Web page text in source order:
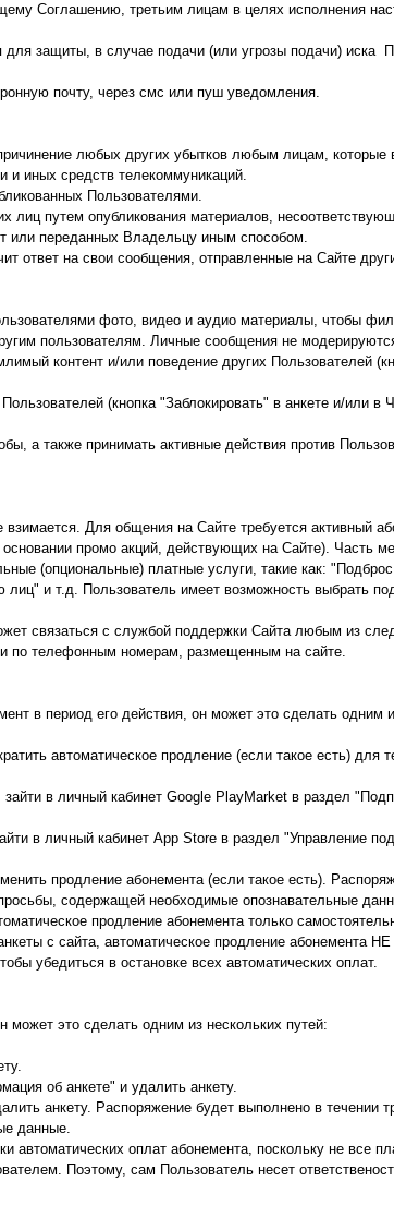
Соглашению, третьим лицам в целях исполнения
для защиты, в случае подачи (или угрозы подачи) иска
почту, через смс или пуш уведомления.
любых других убытков любым лицам, которые
и иных средств телекоммуникаций.
Пользователями.
лиц путем опубликования материалов,
или переданных Владельцу иным способом.
ответ на свои сообщения, отправленные на Сайте
фото, видео и аудио материалы, чтобы
пользователям. Личные сообщения не
контент и/или поведение других Пользователей
(кнопка "Заблокировать" в анкете и/или в
а также принимать активные действия против
взимается. Для общения на Сайте требуется активный
промо акций, действующих на Сайте). Часть
(опциональные) платные услуги, такие как:
и т.д. Пользователь имеет возможность выбрать
связаться с службой поддержки Сайта любым из
по телефонным номерам, размещенным на сайте.
в период его действия, он может это сделать одним
автоматическое продление (если такое есть) для
в личный кабинет Google PlayMarket в раздел
в личный кабинет App Store в раздел "Управление
продление абонемента (если такое есть).
содержащей необходимые опознавательные
продление абонемента только
с сайта, автоматическое продление абонемента НЕ
убедиться в остановке всех автоматических оплат.
может это сделать одним из нескольких путей:
об анкете" и удалить анкету.
анкету. Распоряжение будет выполнено в течении
данные.
автоматических оплат абонемента, поскольку не все
Поэтому, сам Пользователь несет